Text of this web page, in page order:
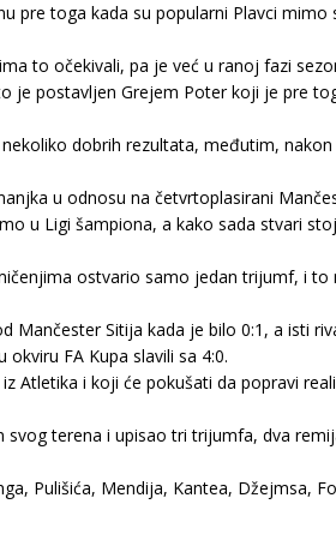
pre toga kada su popularni Plavci mimo
to očekivali, pa je već u ranoj fazi
je postavljen Grejem Poter koji je pre
dobrih rezultata, međutim,
u odnosu na četvrtoplasirani
u Ligi šampiona, a kako sada stvari
ostvario samo jedan trijumf, i to
Mančester Sitija kada je bilo 0:1, a isti
FA Kupa slavili sa 4:0.
Atletika i koji će pokušati da popravi
terena i upisao tri trijumfa, dva
Pulišića, Mendija, Kantea, Džejmsa,